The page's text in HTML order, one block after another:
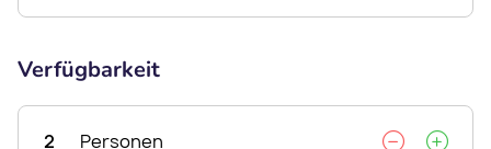
Verfügbarkeit
2 Personen